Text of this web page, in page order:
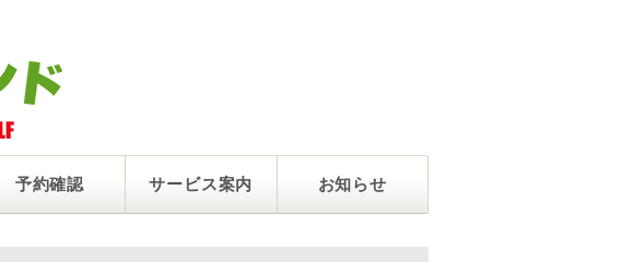
予約確認 サービス案内 お知らせ